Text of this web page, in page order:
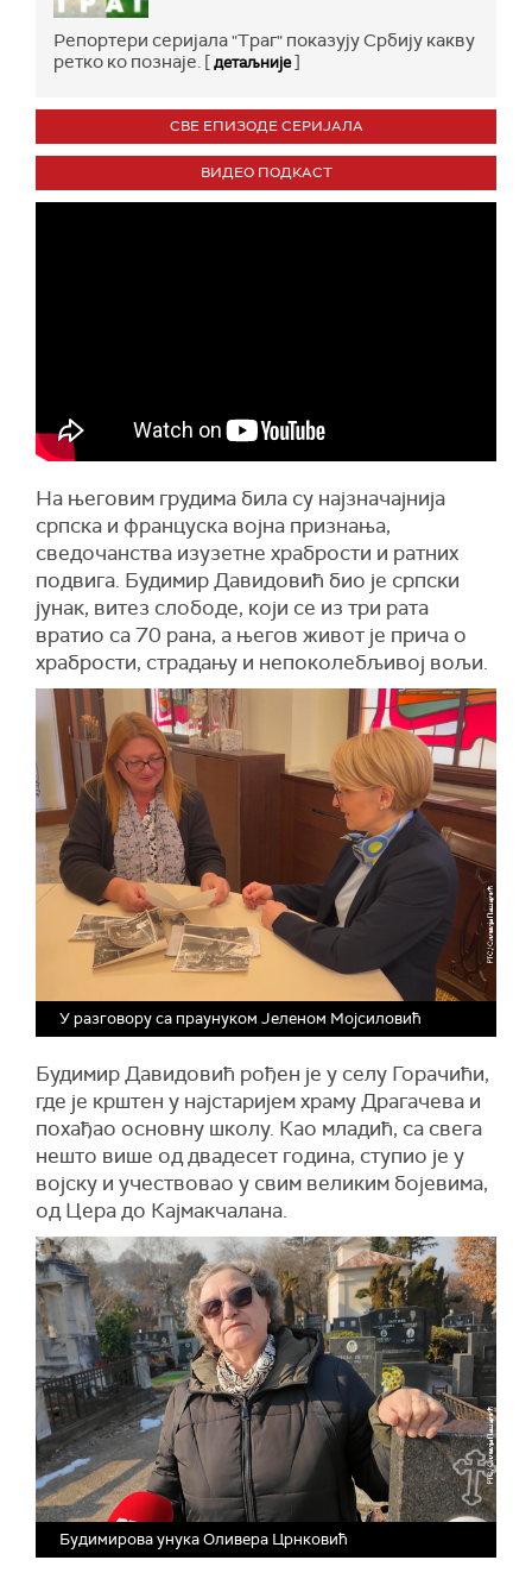
Репортери серијала "Траг" показују Србију какву
ретко ко познаје. [детаљније]
СВЕ ЕПИЗОДЕ СЕРИЈАЛА
ВИДЕО ПОДКАСТ
На његовим грудима била су најзначајнија
српска и француска војна признања,
сведочанства изузетне храбрости и ратних
подвига. Будимир Давидовић био је српски
јунак, витез слободе, који се из три рата
вратио са 70 рана, а његов живот је прича о
храбрости, страдању и непоколебљивој вољи.
У разговору са праунуком Јеленом Мојсиловић
Будимир Давидовић рођен је у селу Горачићи,
где је крштен у најстаријем храму Драгачева и
похађао основну школу. Као младић, са свега
нешто више од двадесет година, ступио је у
војску и учествовао у свим великим бојевима,
од Цера до Кајмакчалана.
Будимирова унука Оливера Црнковић